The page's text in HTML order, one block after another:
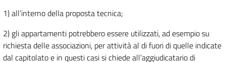
1) all’interno della proposta tecnica;
2) gli appartamenti potrebbero essere utilizzati, ad esempio su
richiesta delle associazioni, per attività al di fuori di quelle indicate
dal capitolato e in questi casi si chiede all’aggiudicatario di